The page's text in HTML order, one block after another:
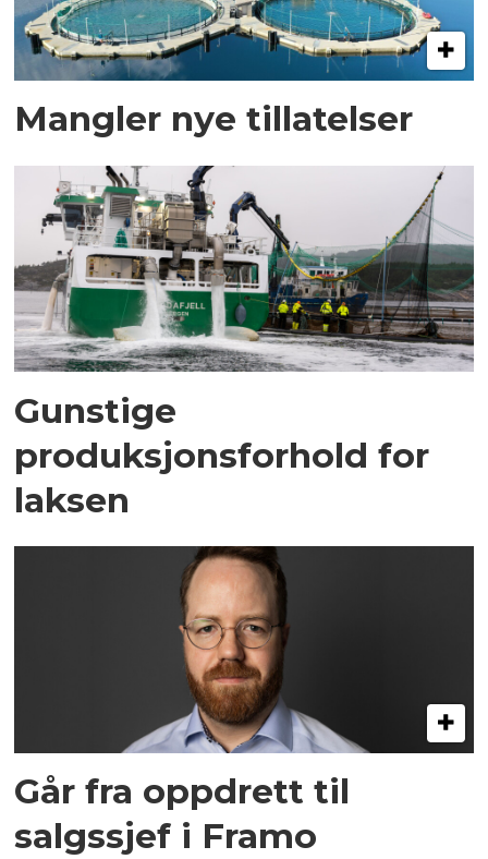
Mangler nye tillatelser
Gunstige
produksjonsforhold for
laksen
Går fra oppdrett til
salgssjef i Framo